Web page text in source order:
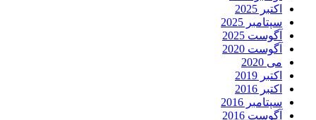
اکتبر 2025
سپتامبر 2025
آگوست 2025
آگوست 2020
می 2020
اکتبر 2019
اکتبر 2016
سپتامبر 2016
آگوست 2016